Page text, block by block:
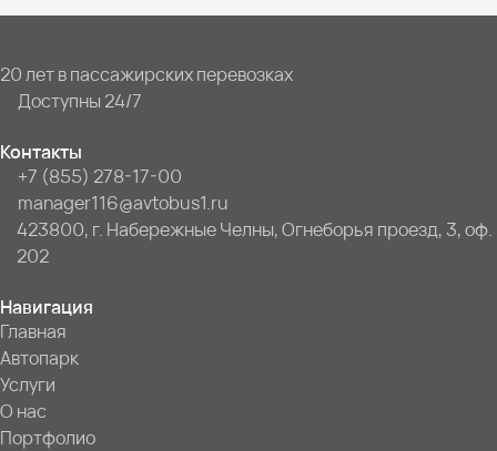
20 лет в пассажирских перевозках
Доступны 24/7
Контакты
+7 (855) 278-17-00
manager116@avtobus1.ru
423800, г. Набережные Челны, Огнеборья проезд, 3, оф.
202
Навигация
Главная
Автопарк
Услуги
О нас
Портфолио